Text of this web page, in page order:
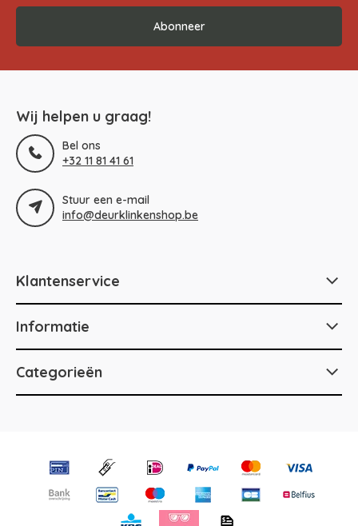
Abonneer
Wij helpen u graag!
Bel ons
+32 11 81 41 61
Stuur een e-mail
info@deurklinkenshop.be
Klantenservice
Informatie
Categorieën